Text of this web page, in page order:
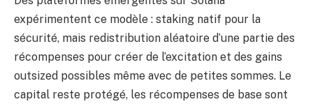
expérimentent ce modèle : staking natif pour la
sécurité, mais redistribution aléatoire d’une partie des
récompenses pour créer de l’excitation et des gains
outsized possibles même avec de petites sommes. Le
capital reste protégé, les récompenses de base sont